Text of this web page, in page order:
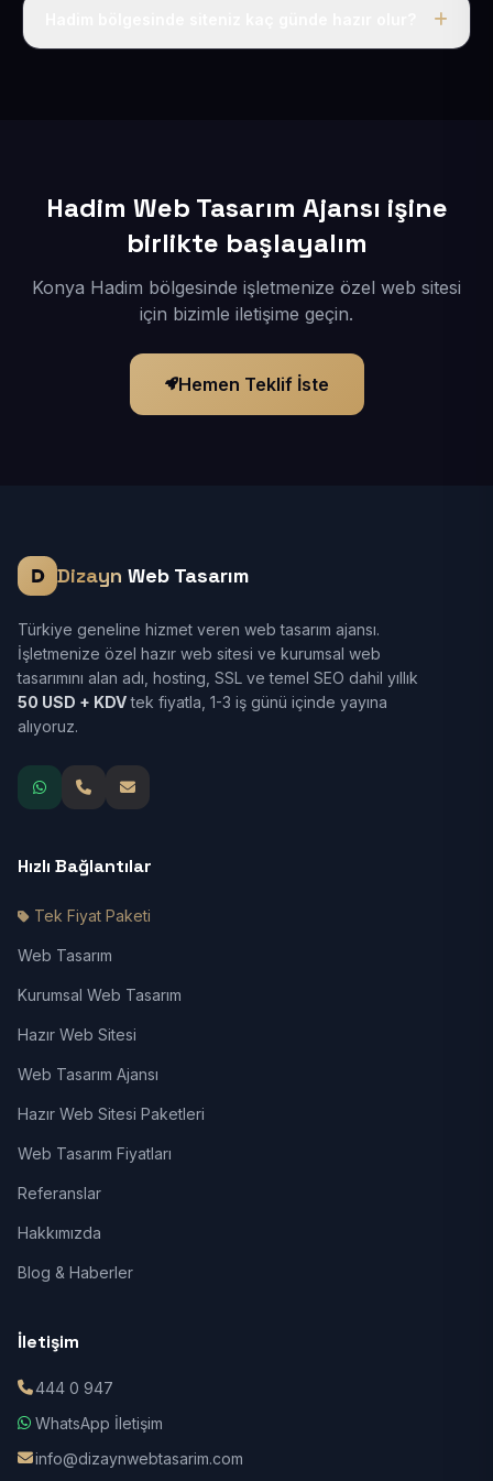
Hadim Web Tasarım Ajansı işine
birlikte başlayalım
Konya Hadim bölgesinde işletmenize özel web sitesi
için bizimle iletişime geçin.
Hemen Teklif İste
Dizayn Web Tasarım
Türkiye geneline hizmet veren web tasarım ajansı.
İşletmenize özel hazır web sitesi ve kurumsal web
tasarımını alan adı, hosting, SSL ve temel SEO dahil yıllık
50 USD + KDVtek fiyatla, 1-3 iş günü içinde yayına
alıyoruz.
Hızlı Bağlantılar
Tek Fiyat Paketi
Web Tasarım
Kurumsal Web Tasarım
Hazır Web Sitesi
Web Tasarım Ajansı
Hazır Web Sitesi Paketleri
Web Tasarım Fiyatları
Referanslar
Hakkımızda
Blog & Haberler
İletişim
444 0 947
WhatsApp İletişim
info@dizaynwebtasarim.com